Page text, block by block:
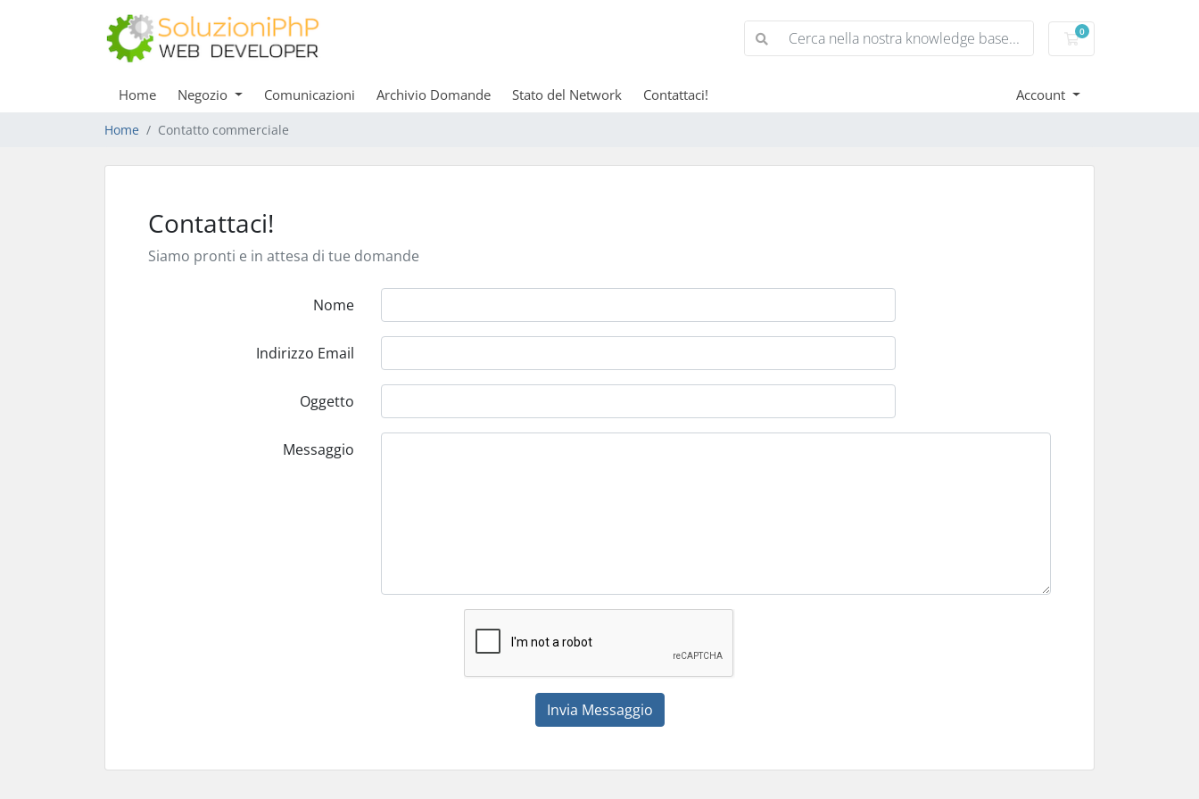
0
Carrello
Home Negozio Comunicazioni Archivio Domande Stato del Network Contattaci! Account
Home Contatto commerciale
Contattaci!
Siamo pronti e in attesa di tue domande
Nome
Indirizzo Email
Oggetto
Messaggio
Invia Messaggio